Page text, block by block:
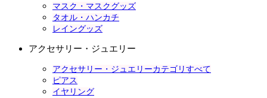
マスク・マスクグッズ
タオル・ハンカチ
レイングッズ
アクセサリー・ジュエリー
アクセサリー・ジュエリーカテゴリすべて
ピアス
イヤリング